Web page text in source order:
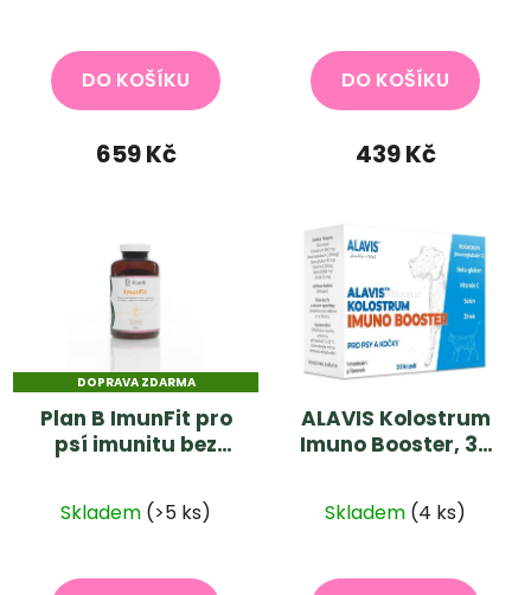
DO KOŠÍKU
659 Kč
DO KOŠÍKU
439 Kč
DOPRAVA ZDARMA
Plan B ImunFit pro
psí imunitu bez
hodnocení
Skladem (>5 ks)
ALAVIS Kolostrum
Imuno Booster, 30
Skladem (4 ks)